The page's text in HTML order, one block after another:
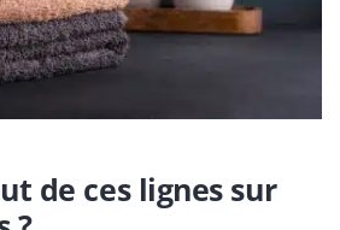
de ces lignes sur